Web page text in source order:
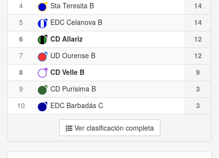
4
Sta Teresita B
14
5
EDC Celanova B
14
6
CD Allariz
12
7
UD Ourense B
12
8
CD Velle B
9
9
CD Purísima B
3
10
EDC Barbadás C 3
Ver clasificación completa